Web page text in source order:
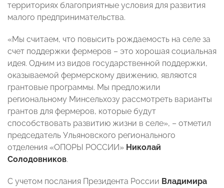
территориях благоприятные условия для развития
малого предпринимательства.
«Мы считаем, что повысить рождаемость на селе за
счет поддержки фермеров – это хорошая социальная
идея. Одним из видов государственной поддержки,
оказываемой фермерскому движению, являются
грантовые программы. Мы предложили
региональному Минсельхозу рассмотреть варианты
грантов для фермеров, которые будут
способствовать развитию жизни в селе», – отметил
председатель Ульяновского регионального
отделения «ОПОРЫ РОССИИ» Николай
Солодовников.
С учетом послания Президента России Владимира